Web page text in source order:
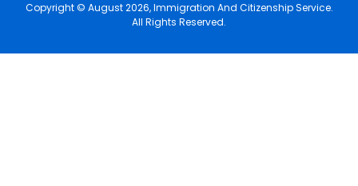
Copyright © August 2026, Immigration And Citizenship Service.
All Rights Reserved.